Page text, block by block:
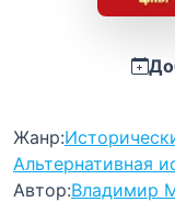
Жанр:
Альтернативная
Автор:Владимир